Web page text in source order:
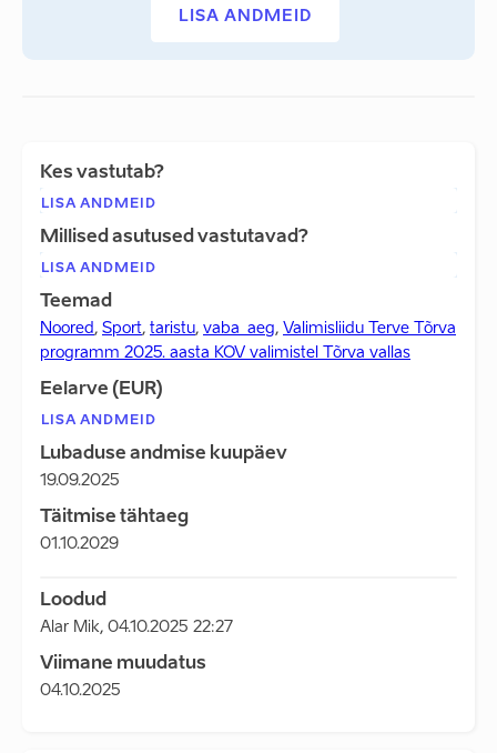
LISA ANDMEID
Kes vastutab?
LISA ANDMEID
Millised asutused vastutavad?
LISA ANDMEID
Teemad
Noored , Sport, taristu, vaba_aeg, Valimisliidu Terve Tõrva
programm 2025. aasta KOV valimistel Tõrva vallas
Eelarve (EUR)
LISA ANDMEID
Lubaduse andmise kuupäev
19.09.2025
Täitmise tähtaeg
01.10.2029
Loodud
Alar Mik, 04.10.2025 22:27
Viimane muudatus
04.10.2025